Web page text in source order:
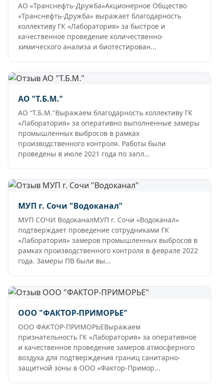
АО «Транснефть-Дружба»Акционерное Общество
«Транснефть-Дружба» выражает благодарность
коллективу ГК «Лаборатория» за быстрое и
качественное проведение количественно-
химического анализа и биотестирован...
АО "Т.Б.М."
АО “Т.Б.М."Выражаем благодарность коллективу ГК
«Лаборатория» за оперативно выполненные замеры
промышленных выбросов в рамках
производственного контроля. Работы были
проведены в июле 2021 года по запл...
МУП г. Сочи "Водоканал"
МУП СОЧИ ВодоканалМУП г. Сочи «Водоканал»
подтверждает проведение сотрудниками ГК
«Лаборатория» замеров промышленных выбросов в
рамках производственного контроля в феврале 2022
года. Замеры ПВ были вы...
ООО "ФАКТОР-ПРИМОРЬЕ"
ООО ФАКТОР-ПРИМОРЬЕВыражаем
признательность ГК «Лаборатория» за оперативное
и качественное проведение замеров атмосферного
воздуха для подтверждения границ санитарно-
защитной зоны в ООО «Фактор-Примор...